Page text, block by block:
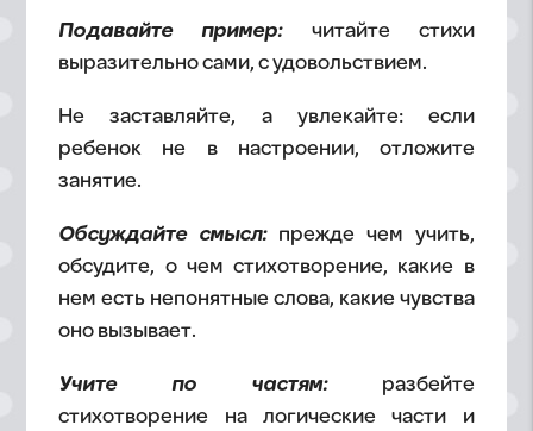
Подавайте пример:читайте стихи
выразительно сами, с удовольствием.
Не заставляйте, а увлекайте: если
ребенок не в настроении, отложите
занятие.
Обсуждайте смысл: прежде чем учить,
обсудите, о чем стихотворение, какие в
нем есть непонятные слова, какие чувства
оно вызывает.
Учите по частям: разбейте
стихотворение на логические части и